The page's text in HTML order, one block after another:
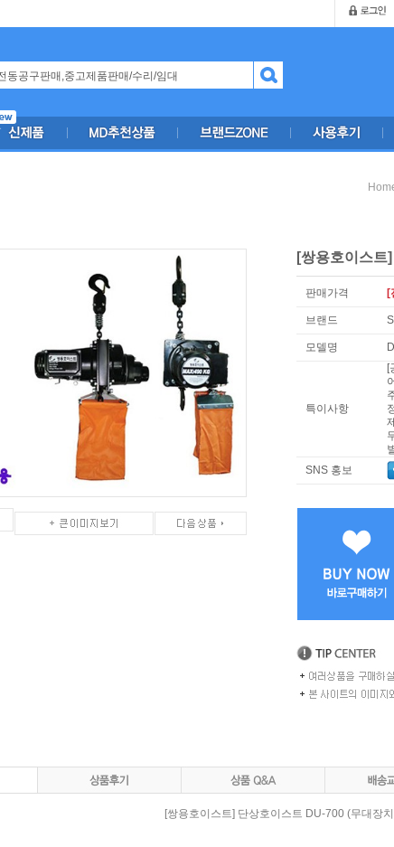
[쌍용호이스트
판매가격 [
브랜드
모델명
특이사항
[
SNS 홍보
[쌍용호이스트] 단상호이스트 DU-700 (무대장